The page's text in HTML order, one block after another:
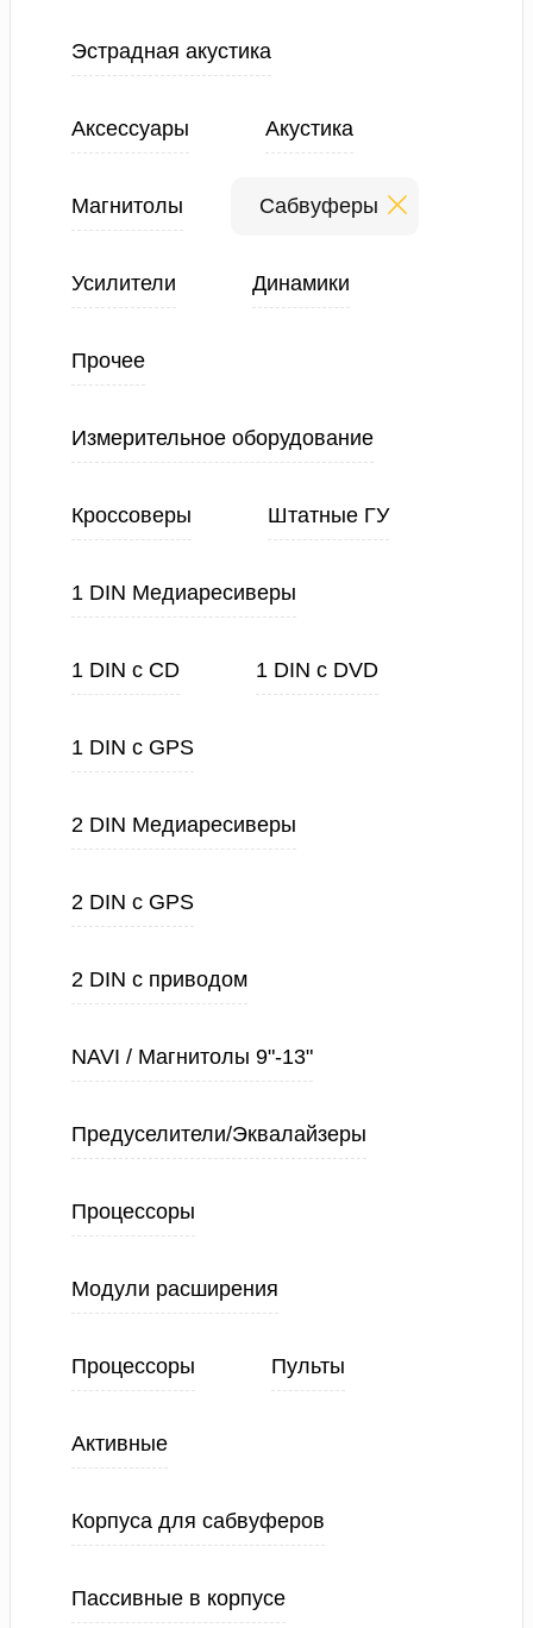
Эстрадная акустика
Аксессуары Акустика
Магнитолы Сабвуферы
Усилители Динамики
Прочее
Измерительное оборудование
Кроссоверы Штатные ГУ
1 DIN Медиаресиверы
1 DIN с CD 1 DIN с DVD
1 DIN с GPS
2 DIN Медиаресиверы
2 DIN с GPS
2 DIN с приводом
NAVI / Магнитолы 9"-13"
Предуселители/Эквалайзеры
Процессоры
Модули расширения
Процессоры Пульты
Активные
Корпуса для сабвуферов
Пассивные в корпусе